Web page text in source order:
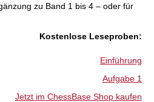
zu Band 1 bis 4 – oder für
:Kostenlose Leseproben
Einführung
Aufgabe 1
Jetzt im ChessBase Shop kaufen